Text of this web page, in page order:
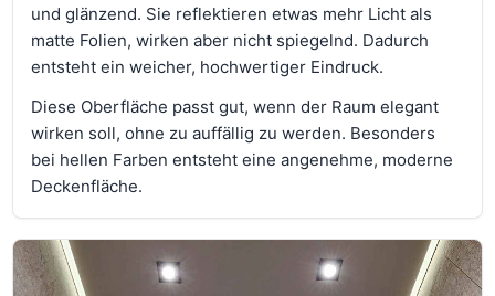
und glänzend. Sie reflektieren etwas mehr Licht als
matte Folien, wirken aber nicht spiegelnd. Dadurch
entsteht ein weicher, hochwertiger Eindruck.
Diese Oberfläche passt gut, wenn der Raum elegant
wirken soll, ohne zu auffällig zu werden. Besonders
bei hellen Farben entsteht eine angenehme, moderne
Deckenfläche.